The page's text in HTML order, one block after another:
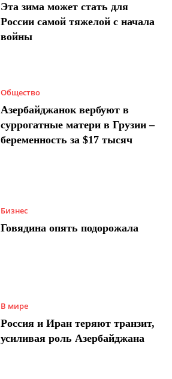
Эта зима может стать для
России самой тяжелой с начала
войны
Общество
Азербайджанок вербуют в
суррогатные матери в Грузии –
беременность за $17 тысяч
Бизнес
Говядина опять подорожала
В мире
Россия и Иран теряют транзит,
усиливая роль Азербайджана